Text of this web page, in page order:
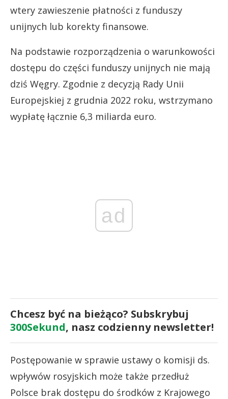
wtery zawieszenie płatności z funduszy
unijnych lub korekty finansowe.
Na podstawie rozporządzenia o warunkowości
dostępu do części funduszy unijnych nie mają
dziś Węgry. Zgodnie z decyzją Rady Unii
Europejskiej z grudnia 2022 roku, wstrzymano
wypłatę łącznie 6,3 miliarda euro.
ad
Chcesz być na bieżąco? Subskrybuj
300Sekund, nasz codzienny newsletter!
Postępowanie w sprawie ustawy o komisji ds.
wpływów rosyjskich może także przedłuż
Polsce brak dostępu do środków z Krajowego